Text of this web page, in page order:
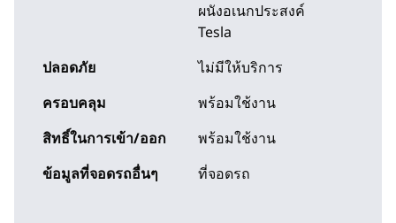
ผนังอเนกประสงค์
Tesla
ปลอดภัย
ไม่มีให้บริการ
ครอบคลุม
พร้อมใช้งาน
สิทธิ์ในการเข้า/ออก
พร้อมใช้งาน
ข้อมูลที่จอดรถอื่นๆ
ที่จอดรถ